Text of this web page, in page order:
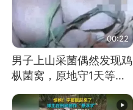
00:22
男子上山采菌偶然发现鸡
枞菌窝，原地守1天等它